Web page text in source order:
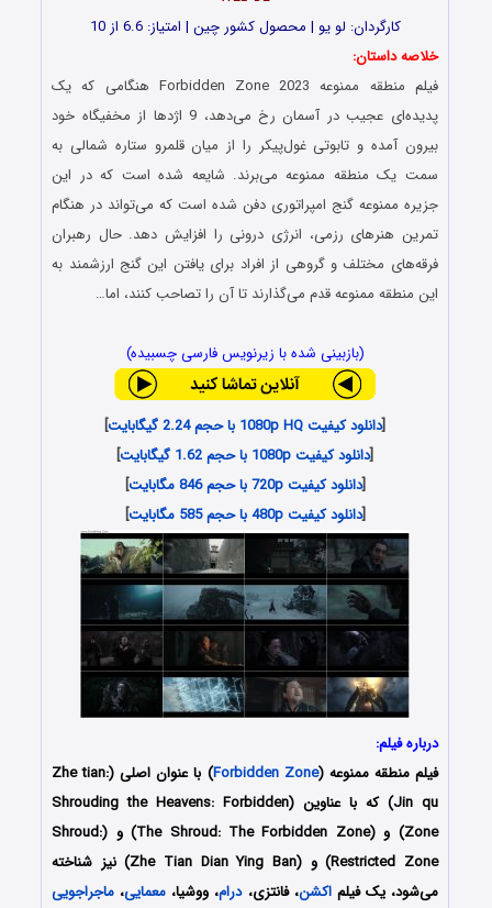
کارگردان: لو یو | محصول کشور چین | امتیاز: 6.6 از 10
خلاصه داستان:
فیلم منطقه ممنوعه Forbidden Zone 2023 هنگامی که یک
پدیده‌‌ای عجیب در آسمان رخ می‌دهد، 9 اژدها از مخفیگاه خود
بیرون آمده و تابوتی غول‌پیکر را از میان قلمرو ستاره شمالی به
سمت یک منطقه ممنوعه می‌برند. شایعه شده است که در این
جزیره ممنوعه گنج امپراتوری دفن شده است که می‌تواند در هنگام
تمرین هنرهای رزمی، انرژی درونی را افزایش دهد. حال رهبران
فرقه‌های مختلف و گروهی از افراد برای یافتن این گنج ارزشمند به
این منطقه ممنوعه قدم می‌گذارند تا آن را تصاحب کنند، اما…
(بازبینی شده با زیرنویس فارسی چسبیده)
[دانلود کیفیت 1080p HQ با حجم 2.24 گیگابایت
]
[دانلود کیفیت 1080p با حجم 1.62 گیگابایت
]
[دانلود کیفیت 720p با حجم 846 مگابایت
]
[دانلود کیفیت 480p با حجم 585 مگابایت ]
درباره فیلم:
فیلم منطقه ممنوعه (Forbidden Zone
) با عنوان اصلی (Zhe tian:
Jin qu) که با عناوین (Shrouding the Heavens: Forbidden
Zone) و (The Shroud: The Forbidden Zone) و (Shroud:
Restricted Zone) و (Zhe Tian Dian Ying Ban) نیز شناخته
می‌شود، یک فیلماکشن، فانتزی،درام، ووشیا، معمایی، ماجراجویی